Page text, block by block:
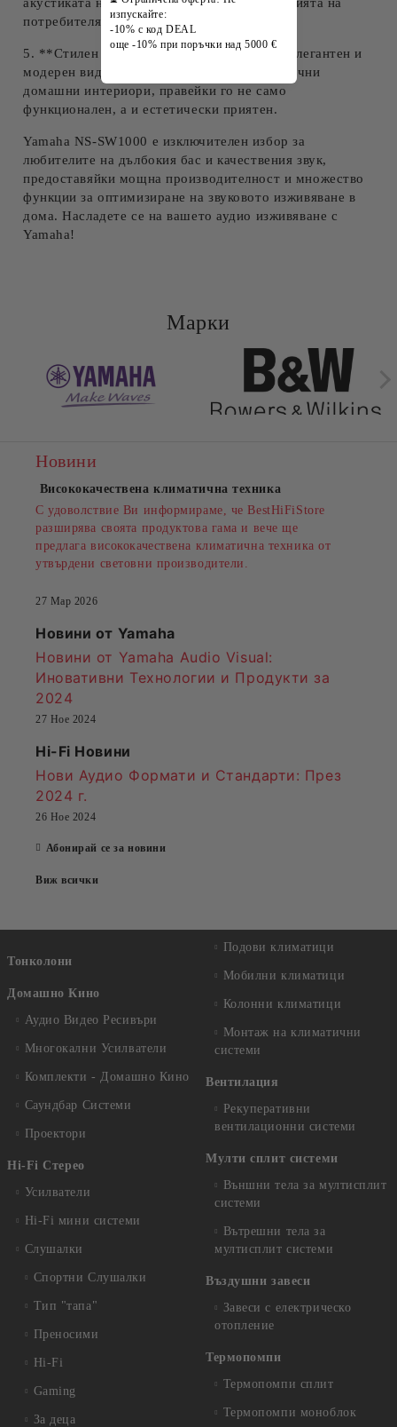
потребителя.
5. **Стилен дизайн**: NS-SW1000 идва с елегантен и
модерен вид, който лесно се вписва в различни
домашни интериори, правейки го не само
функционален, а и естетически приятен.
Yamaha NS-SW1000 е изключителен избор за
любителите на дълбокия бас и качествения звук,
предоставяйки мощна производителност и множество
функции за оптимизиране на звуковото изживяване в
дома. Насладете се на вашето аудио изживяване с
Yamaha!
Марки
Новини
Висококачествена климатична техника
С удоволствие Ви информираме, че BestHiFiStore
разширява своята продуктова гама и вече ще
предлага висококачествена климатична техника от
утвърдени световни производители.
27 Мар 2026
Новини от Yamaha
Новини от Yamaha Audio Visual:
Иновативни Технологии и Продукти за
2024
27 Ное 2024
Hi-Fi Новини
Нови Аудио Формати и Стандарти: През
2024 г.
26 Ное 2024
Абонирай се за новини
Виж всички
Тонколони
Домашно Кино
Аудио Видео Рeсивъри
Многокални Усилватели
Комплекти - Домашно Кино
Саундбар Системи
Проектори
Hi-Fi Стерео
Усилватели
Hi-Fi мини системи
Слушалки
Спортни Слушалки
Тип "тапа"
Преносими
Hi-Fi
Gaming
За деца
Подови климатици
Мобилни климатици
Колонни климатици
Монтаж на климатични
системи
Вентилация
Рекуперативни
вентилационни системи
Мулти сплит системи
Външни тела за мултисплит
системи
Вътрешни тела за
мултисплит системи
Въздушни завеси
Завеси с електрическо
отопление
Термопомпи
Термопомпи сплит
Термопомпи моноблок
изпускайте:
-10% с код DEAL
още -10% при поръчки над 5000 €